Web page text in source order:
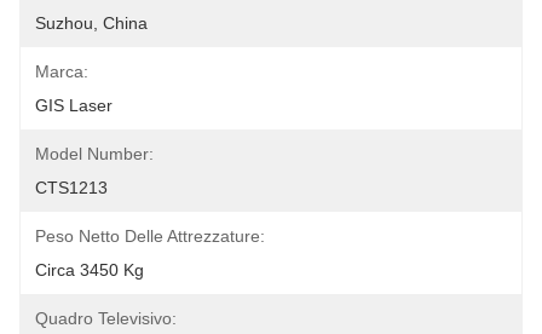
Suzhou, China
Marca:
GIS Laser
Model Number:
CTS1213
Peso Netto Delle Attrezzature:
Circa 3450 Kg
Quadro Televisivo: